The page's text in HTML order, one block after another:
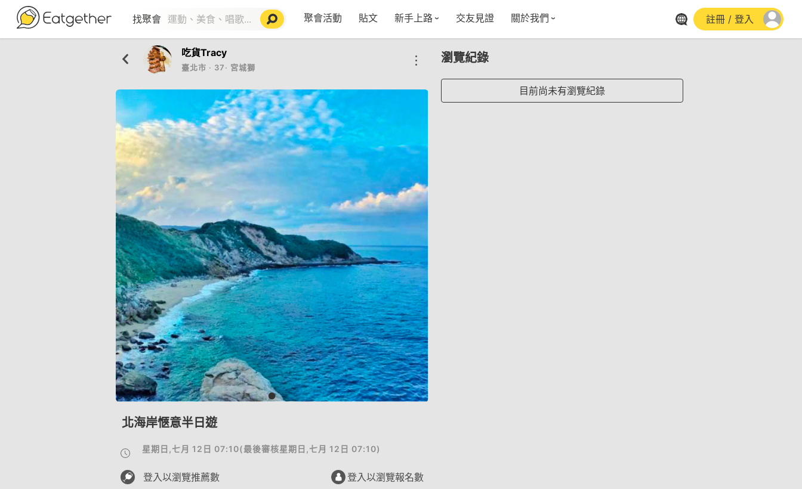
找聚會 聚會活動 貼文 新手上路
五大功能
VIP獨享
使用者指南
如何報名/舉辦聚會
聚會主題推薦
交友見證 關於我們
instagram
註冊 / 登入
吃貨Tracy
臺北市 ‧ 37‧ 宮城獅
北海岸愜意半日遊
星期日,七月 12日 07:10(最後審核星期日,七月 12日 07:10)
登入以瀏覽推薦數 登入以瀏覽報名數
瀏覽紀錄
目前尚未有瀏覽紀錄